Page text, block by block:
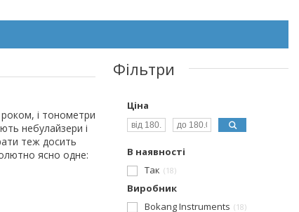
роком, і тонометри
небулайзери і
теж досить
ясно одне:
Фільтри
Ціна
В наявності
Так
18
Виробник
Bokang Instruments
18